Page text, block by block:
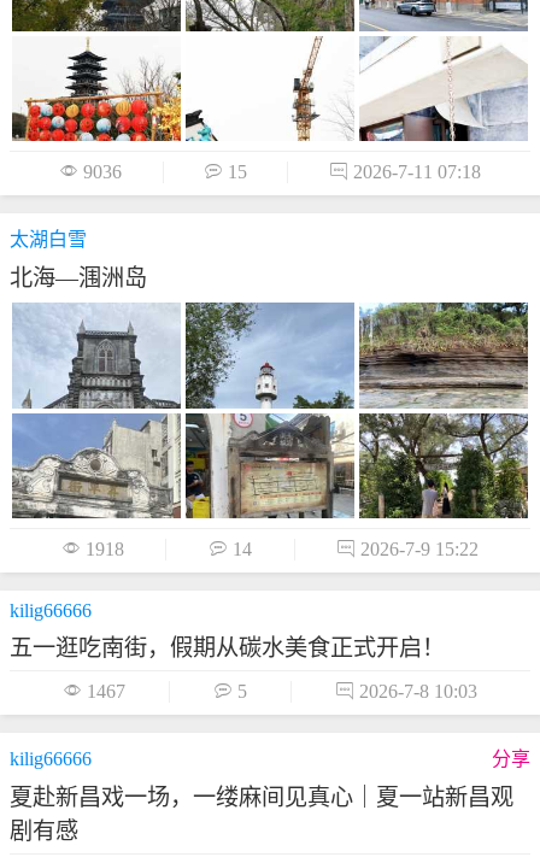
 9036  15  2026-7-11 07:18
太湖白雪
北海—涠洲岛
 1918  14  2026-7-9 15:22
kilig66666
五一逛吃南街，假期从碳水美食正式开启！
 1467  5  2026-7-8 10:03
kilig66666 分享
夏赴新昌戏一场，一缕麻间见真心｜夏一站新昌观
剧有感